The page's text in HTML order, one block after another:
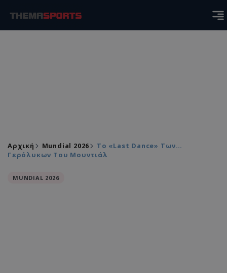
Αρχική Mundial 2026
Το «Last Dance» Των…
Γερόλυκων Του Μουντιάλ
MUNDIAL 2026